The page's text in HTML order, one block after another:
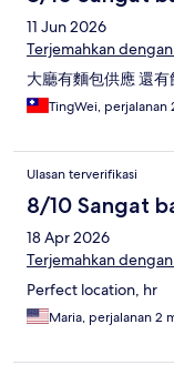
11 Jun 2026
Terjemahkan
大廳有麵包供應 還有
TingWei, perjalanan
Ulasan terverifikasi
8/10 Sangat
18 Apr 2026
Terjemahkan
Perfect location, hr
Maria, perjalanan 2